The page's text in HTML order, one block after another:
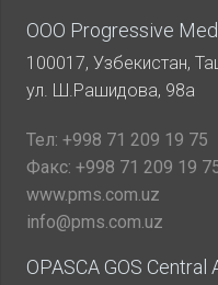
ООО Progressive
100017, Узбекистан,
ул. Ш.Рашидова, 98а
Тел: +998 71 209 19 75
Факс: +998 71 209 19
www.pms.com.uz
info@pms.com.uz
OPASCA GOS Central